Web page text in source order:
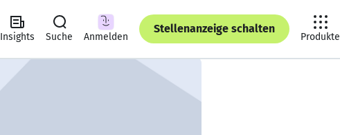
Insights Suche Anmelden
Stellenanzeige schalten
Produkte